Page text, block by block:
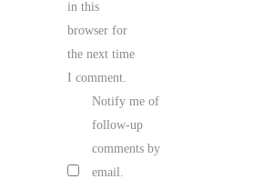
in this
browser for
the next time
I comment.
Notify me of
follow-up
comments by
email.